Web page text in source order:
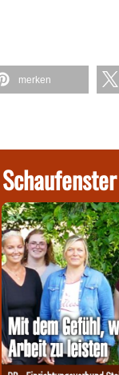
merken
Schaufenster